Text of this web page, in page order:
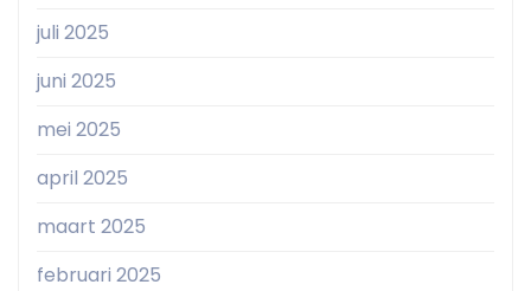
juli 2025
juni 2025
mei 2025
april 2025
maart 2025
februari 2025